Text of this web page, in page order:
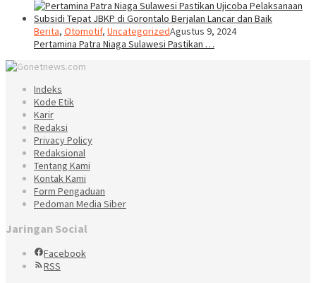
Berita, Otomotif, UncategorizedAgustus 9, 2024
Pertamina Patra Niaga Sulawesi Pastikan …
Indeks
Kode Etik
Karir
Redaksi
Privacy Policy
Redaksional
Tentang Kami
Kontak Kami
Form Pengaduan
Pedoman Media Siber
Jaringan Social
Facebook
RSS